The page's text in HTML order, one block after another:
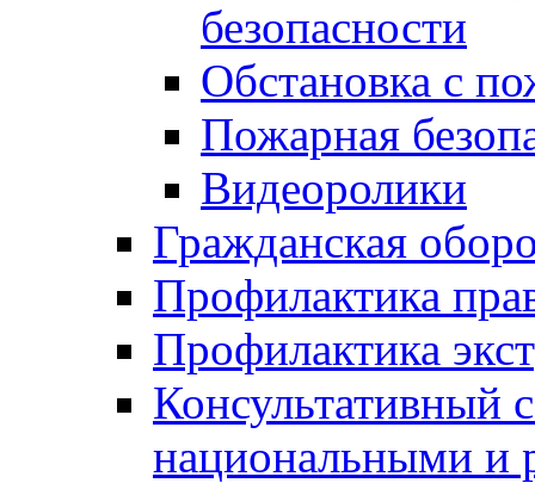
безопасности
Обстановка с
Пожарная
Видеоролики
Гражданская
Профилактика
Профилактика
Консультативный
национальными и